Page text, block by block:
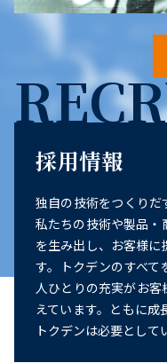
採用情報
独自の技術をつくりだ
私たちの技術や製品
を生み出し、お客様
す。トクデンのすべ
人ひとりの充実がお
えています。ともに
トクデンは必要として